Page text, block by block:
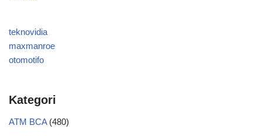
teknovidia
maxmanroe
otomotifo
Kategori
ATM BCA(480)